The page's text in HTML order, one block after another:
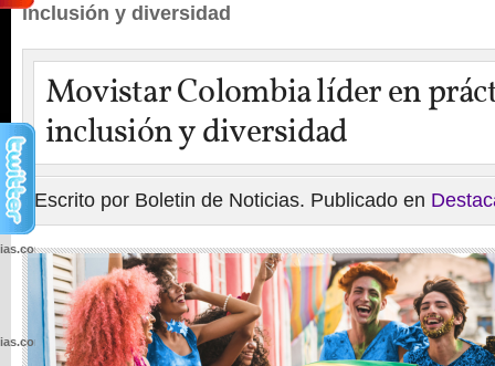
inclusión y diversidad
Movistar Colombia líder en
inclusión y diversidad
Escrito por Boletin de Noticias. Publicado en
wp-
wp-